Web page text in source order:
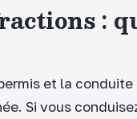
:
et la
Si vous